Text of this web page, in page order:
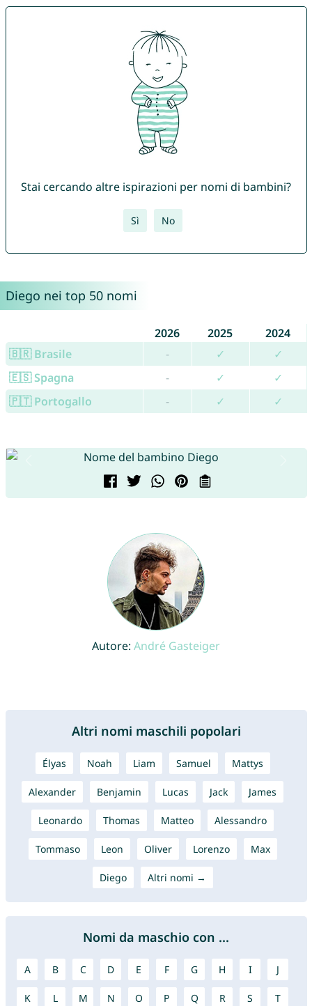
Stai cercando altre ispirazioni per nomi di bambini?
Sì No
Diego nei top 50 nomi
2026 2025
2024
🇧🇷 Brasile
- ✓
✓
🇪🇸 Spagna
- ✓
✓
🇵🇹 Portogallo
- ✓ ✓
Autore: André Gasteiger
Altri nomi maschili popolari
Élyas Noah Liam Samuel Mattys
Alexander Benjamin Lucas Jack James
Leonardo Thomas Matteo Alessandro
Tommaso Leon Oliver Lorenzo Max
Diego Altri nomi →
Nomi da maschio con ...
A B C D E F G H I J
K L M N O P Q R S T